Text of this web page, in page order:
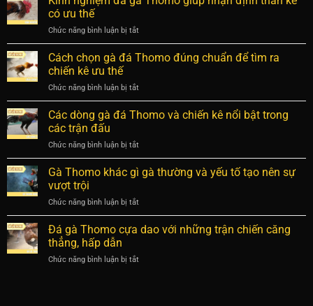
đoán
chiến
kê
đá
Thomo
chuẩn
giúp
trận
có ưu thế
Chức năng bình luận bị tắtở
Kinh
nghiệm
Thomo
giúp
nhận
kê
có
ưu
Cách chọn gà đá Thomo đúng chuẩn để tìm ra
chiến kê ưu thế
Chức năng bình luận bị tắtở
Cách
chọn
Thomo
đúng
chuẩn
ra
chiến
kê
Các dòng gà đá Thomo và chiến kê nổi bật trong
các trận đấu
Chức năng bình luận bị tắtở
Các
dòng
gà
Thomo
và
chiến
bật
Gà Thomo khác gì gà thường và yếu tố tạo nên sự
vượt trội
Chức năng bình luận bị tắtở
Gà
Thomo
gà
Đá gà Thomo cựa dao với những trận chiến căng
thẳng, hấp dẫn
Chức năng bình luận bị tắtở